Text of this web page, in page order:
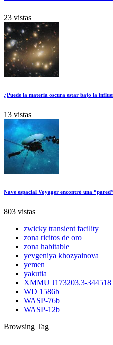
23 vistas
¿Puede la materia oscura estar bajo la
13 vistas
Nave espacial Voyager encontró una
803 vistas
zwicky transient facility
zona ricitos de oro
zona habitable
yevgeniya khozyainova
yemen
yakutia
XMMU J173203.3-344518
WD 1586b
WASP-76b
WASP-12b
Browsing Tag